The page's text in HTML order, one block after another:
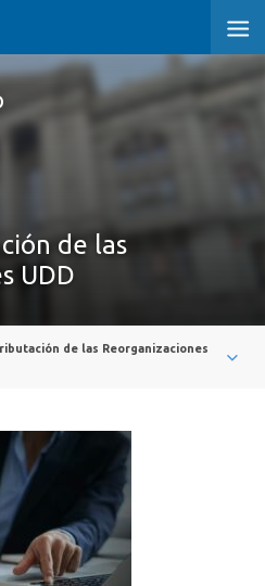
de las
UDD
de las Reorganizaciones